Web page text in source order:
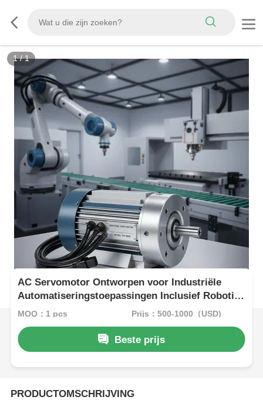
1/1
AC Servomotor Ontworpen voor Industriële
Automatiseringstoepassingen Inclusief Robotica
CNC-machines en Geautomatiseerde
MOQ：1 pcs Prijs：500-1000（USD)
Beste prijs
PRODUCTOMSCHRIJVING